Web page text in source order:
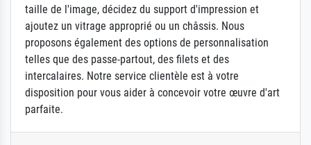
taille de l'image, décidez du support d'impression et
ajoutez un vitrage approprié ou un châssis. Nous
proposons également des options de personnalisation
telles que des passe-partout, des filets et des
intercalaires. Notre service clientèle est à votre
disposition pour vous aider à concevoir votre œuvre d'art
parfaite.